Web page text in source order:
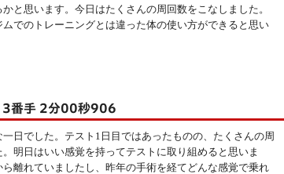
と思います。今日はたくさんの周回数をこなしました。
でのトレーニングとは違った体の使い方ができると思い
3番手 2分00秒906
一日でした。テスト1日目ではあったものの、たくさんの周
明日はいい感覚を持ってテストに取り組めると思いま
離れていましたし、昨年の手術を経てどんな感覚で乗れ